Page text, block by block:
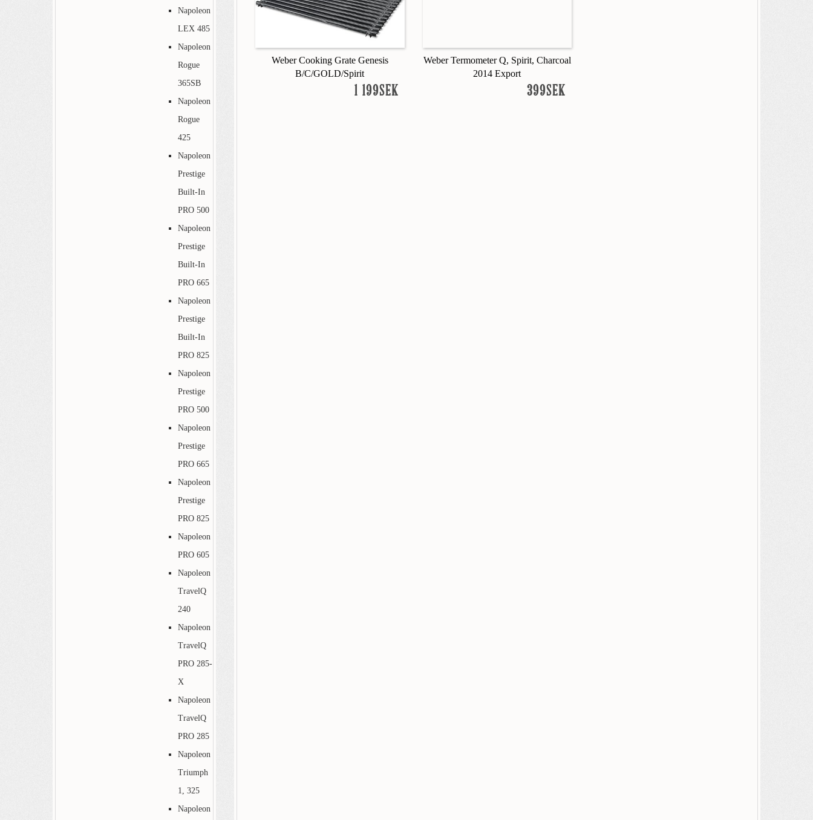
Weber Cooking Grate Genesis
B/C/GOLD/Spirit
1 199SEK
Weber Termometer Q, Spirit, Charcoal
2014 Export
399SEK
Napoleon
LEX 485
Napoleon
Rogue
365SB
Napoleon
Rogue
425
Napoleon
Prestige
Built-In
PRO 500
Napoleon
Prestige
Built-In
PRO 665
Napoleon
Prestige
Built-In
PRO 825
Napoleon
Prestige
PRO 500
Napoleon
Prestige
PRO 665
Napoleon
Prestige
PRO 825
Napoleon
PRO 605
Napoleon
TravelQ
240
Napoleon
TravelQ
PRO 285-
X
Napoleon
TravelQ
PRO 285
Napoleon
Triumph
1, 325
Napoleon